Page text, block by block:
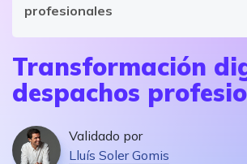
profesionales
Transformación
despachos
Validado por
Lluís Soler Gomis